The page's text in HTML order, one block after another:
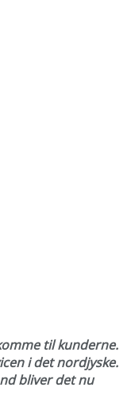
til kunderne.
i det nordjyske.
bliver det nu